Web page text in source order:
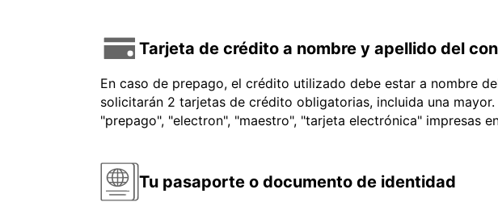
Tarjeta de crédito a nombre y apellido del
En caso de prepago, el crédito utilizado debe estar a nombre
solicitarán 2 tarjetas de crédito obligatorias, incluida una
"prepago", "electron", "maestro", "tarjeta electrónica" impresas
Tu pasaporte o documento de identidad